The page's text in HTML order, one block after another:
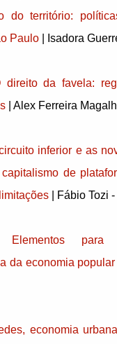
do território:
Paulo | Isadora
da favela:
| Alex Ferreira
inferior e as
de
| Fábio Tozi
para
da economia popular
economia